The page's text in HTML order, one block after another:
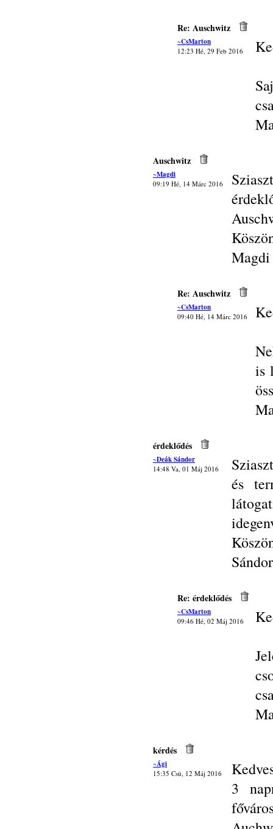
Re: Auschwitz
~CsMarton
12:23 Hé, 29 Feb 2016
Auschwitz
~Magdi
09:19 Hé, 14 Márc 2016
Magdi
Re: Auschwitz
~CsMarton
09:40 Hé, 14 Márc 2016
is
érdeklődés
~Deák Sándor
14:48 Va, 01 Máj 2016
és
Sándor
Re: érdeklődés
~CsMarton
09:46 Hé, 02 Máj 2016
kérdés
~Ági
15:35 Csü, 12 Máj 2016
3